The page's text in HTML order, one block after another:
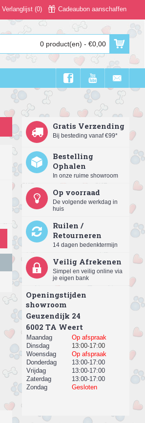
Verlanglijst (0) Cadeaubon aanschaffen
0 product(en) - €0,00
Gratis Verzending
Bij besteding vanaf €99*
Bestelling
Ophalen
In onze ruime showroom
Op voorraad
De volgende werkdag in
huis
Ruilen /
Retourneren
14 dagen bedenktermijn
Veilig Afrekenen
Simpel en veilig online via
je eigen bank
Openingstijden
showroom
Geuzendijk 24
​6002 TA Weert
Maandag
Op afspraak
Dinsdag
13:00-17:00
Woensdag
Op afspraak
Donderdag
13:00-17:00
Vrijdag
13:00-17:00
Zaterdag
13:00-17:00
Zondag
Gesloten